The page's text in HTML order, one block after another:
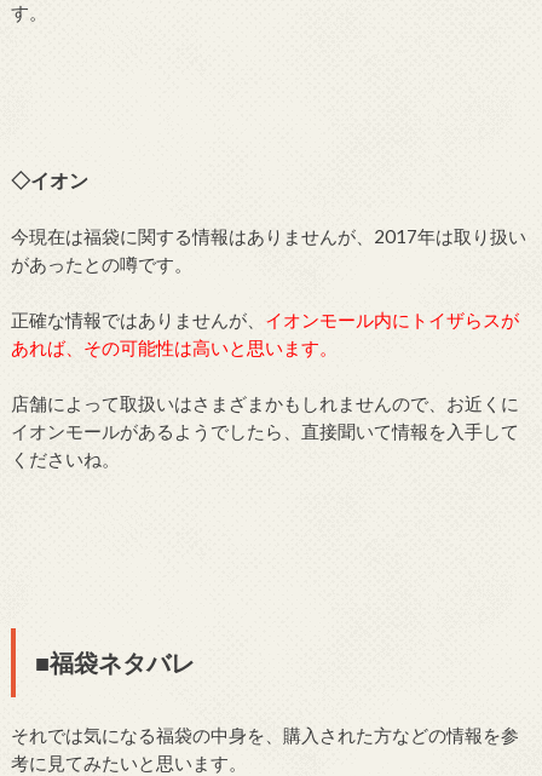
す。
◇イオン
今現在は福袋に関する情報はありませんが、2017年は取り扱い
があったとの噂です。
正確な情報ではありませんが、 イオンモール内にトイザらスが
あれば、その可能性は高いと思います。
店舗によって取扱いはさまざまかもしれませんので、お近くに
イオンモールがあるようでしたら、直接聞いて情報を入手して
くださいね。
■福袋ネタバレ
それでは気になる福袋の中身を、購入された方などの情報を参
考に見てみたいと思います。